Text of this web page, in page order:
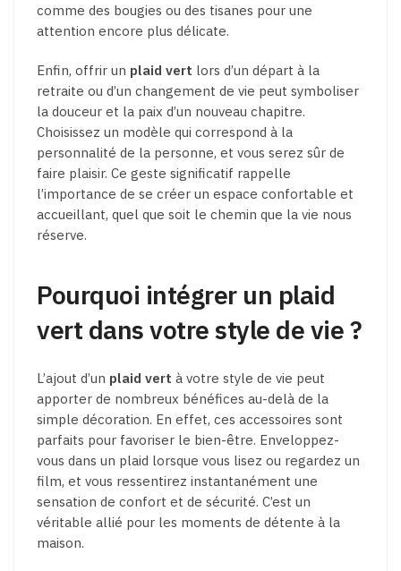
comme des bougies ou des tisanes pour une
attention encore plus délicate.
Enfin, offrir un plaid vert lors d’un départ à la
retraite ou d’un changement de vie peut symboliser
la douceur et la paix d’un nouveau chapitre.
Choisissez un modèle qui correspond à la
personnalité de la personne, et vous serez sûr de
faire plaisir. Ce geste significatif rappelle
l’importance de se créer un espace confortable et
accueillant, quel que soit le chemin que la vie nous
réserve.
Pourquoi intégrer un plaid
vert dans votre style de vie ?
L’ajout d’un plaid vert à votre style de vie peut
apporter de nombreux bénéfices au-delà de la
simple décoration. En effet, ces accessoires sont
parfaits pour favoriser le bien-être. Enveloppez-
vous dans un plaid lorsque vous lisez ou regardez un
film, et vous ressentirez instantanément une
sensation de confort et de sécurité. C’est un
véritable allié pour les moments de détente à la
maison.